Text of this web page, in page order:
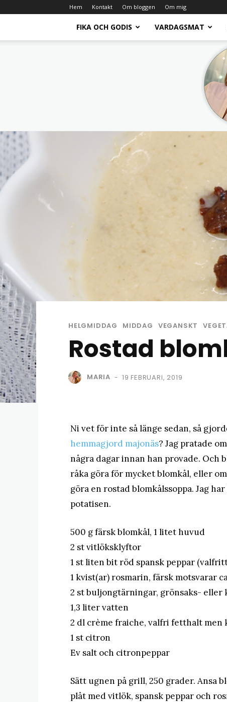
Hem Kontakt Om bloggen Om mig
FIKA OCH GODIS VARDAGSMAT
HELGMIDDAG MIDDAG VEGANSKT
Rostad
MARIA - 19 FEBRUARI, 2019
Ni vet för inte så länge sedan, så
hemmagjord majonäs? Jag pratade
några dagar innan han provade. Och
råka göra för mycket blomkål, eller
göra en rostad blomkålssoppa. Jag
potatisen.
500 g färsk blomkål, 1 litet huvud
2 st vitlöksklyftor
1 st liten bit röd spansk peppar
1 kvist(ar) rosmarin, färsk motsvarar
2 st buljongtärningar, grönsaks- eller
1,3 liter vatten
2 dl crème fraiche, valfri fetthalt men
1 st citron
Ev salt och citronpeppar
Sätt ugnen på grill, 250 grader. Ansa
plåt med vitlök, spansk peppar och